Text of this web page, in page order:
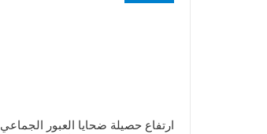
ارتفاع حصيلة ضحايا العبور الجماعي